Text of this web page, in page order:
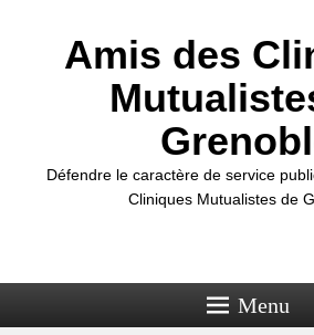
Amis des
Défendre le caractère de service
Cliniques Mutualistes de
Menu